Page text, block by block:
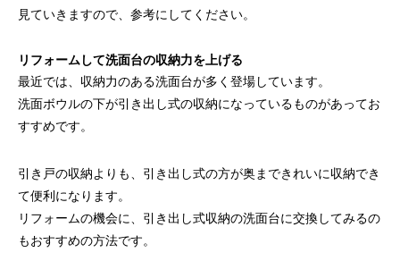
見ていきますので、参考にしてください。
リフォームして洗面台の収納力を上げる
最近では、収納力のある洗面台が多く登場しています。
洗面ボウルの下が引き出し式の収納になっているものがあってお
すすめです。
引き戸の収納よりも、引き出し式の方が奥まできれいに収納でき
て便利になります。
リフォームの機会に、引き出し式収納の洗面台に交換してみるの
もおすすめの方法です。